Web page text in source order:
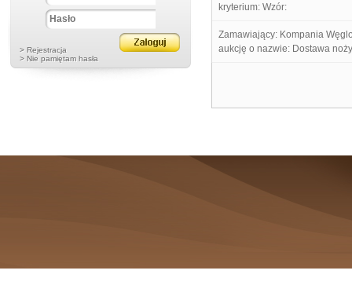
kryterium: Wzór:
Zamawiający: Kompania
aukcję o nazwie: Dostawa
> Rejestracja
> Nie pamiętam hasła